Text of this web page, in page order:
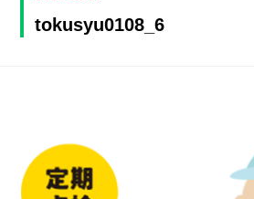
tokusyu0108_6